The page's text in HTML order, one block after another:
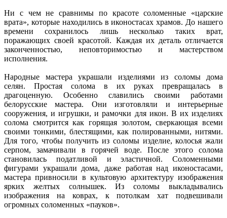
Ни с чем не сравнимы по красоте соломенные «царские
врата», которые находились в иконостасах храмов. До нашего
времени сохранилось лишь несколько таких врат,
поражающих своей красотой. Каждая их деталь отличается
законченностью, неповторимостью и мастерством
исполнения.
Народные мастера украшали изделиями из соломы дома
селян. Простая солома в их руках превращалась в
драгоценную. Особенно славились своими работами
белорусские мастера. Они изготовляли и интерьерные
сооружения, и игрушки, и рамочки для икон. В их изделиях
солома смотрится как горящая золотом, сверкающая всеми
своими тонкими, блестящими, как полированными, нитями.
Для того, чтобы получить из соломы изделие, колосья жали
серпом, замачивали в горячей воде. После этого солома
становилась податливой и эластичной. Соломенными
фигурами украшали дома, даже работая над иконостасами,
мастера привносили в культовую архитектуру изображения
ярких желтых солнышек. Из соломы выкладывались
изображения на коврах, к потолкам хат подвешивали
огромных соломенных «пауков».